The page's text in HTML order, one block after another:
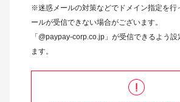
※迷惑メールの対策などでドメイン指定を行
ールが受信できない場合がございます。
「@paypay-corp.co.jp」が受信できるよう
ます。